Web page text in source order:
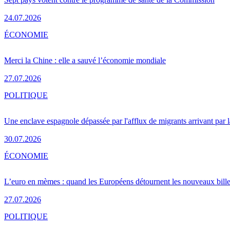
24.07.2026
Merci la Chine : elle a sauvé l’économie mondiale
27.07.2026
ÉCONOMIE
Une enclave espagnole dépassée par l'afflux de migrants arrivant par
30.07.2026
POLITIQUE
L’euro en mèmes : quand les Européens détournent les nouveaux
27.07.2026
ÉCONOMIE
POLITIQUE